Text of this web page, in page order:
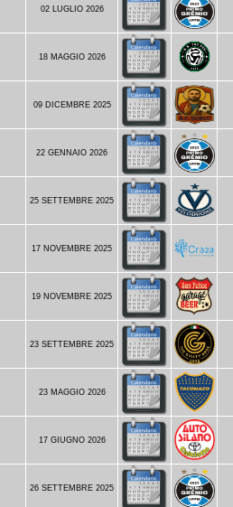
02 LUGLIO 2026
18 MAGGIO 2026
09 DICEMBRE 2025
22 GENNAIO 2026
25 SETTEMBRE 2025
17 NOVEMBRE 2025
19 NOVEMBRE 2025
23 SETTEMBRE 2025
23 MAGGIO 2026
17 GIUGNO 2026
26 SETTEMBRE 2025